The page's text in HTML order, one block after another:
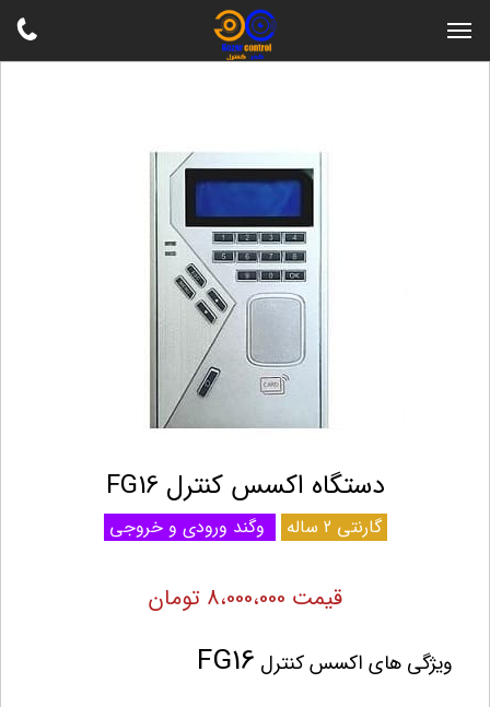
دستگاه اکسس کنترل FG16
گارنتی 2 ساله وگند ورودی و خروجی
قیمت 8،000،000 تومان
ویژگی های اکسس کنترل FG16